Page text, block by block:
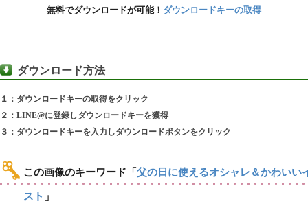
無料でダウンロードが可能！ ダウンロードキーの取得
ダウンロード方法
１：ダウンロードキーの取得をクリック
２：LINE@に登録しダウンロードキーを獲得
３：ダウンロードキーを入力しダウンロードボタンをクリック
この画像のキーワード 「 父の日に使えるオシャレ＆かわいい
スト 」